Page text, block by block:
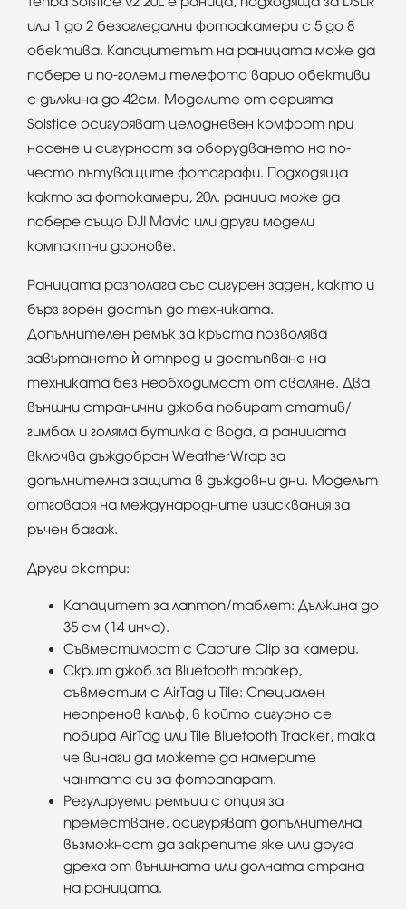
или 1 до 2 безогледални фотоакамери с 5 до 8
обектива. Капацитетът на раницата може да
побере и по-големи телефото варио обективи
с дължина до 42см. Моделите от серията
Solstice осигуряват целодневен комфорт при
носене и сигурност за оборудването на по-
често пътуващите фотографи. Подходяща
както за фотокамери, 20л. раница може да
побере също DJI Mavic или други модели
компактни дронове.
Раницата разполага със сигурен заден, както и
бърз горен достъп до техниката.
Допълнителен ремък за кръста позволява
завъртането ѝ отпред и достъпване на
техниката без необходимост от сваляне. Два
външни странични джоба побират статив/
гимбал и голяма бутилка с вода, а раницата
включва дъждобран WeatherWrap за
допълнителна защита в дъждовни дни. Моделът
отговаря на международните изисквания за
ръчен багаж.
Други екстри:
Капацитет за лаптоп/таблет: Дължина до
35 см (14 инча).
Съвместимост с Capture Clip за камери.
Скрит джоб за Bluetooth тракер,
съвместим с AirTag и Tile: Специален
неопренов калъф, в който сигурно се
побира AirTag или Tile Bluetooth Tracker, така
че винаги да можете да намерите
чантата си за фотоапарат.
Регулируеми ремъци с опция за
преместване, осигуряват допълнителна
възможност да закрепите яке или друга
дреха от външната или долната страна
на раницата.